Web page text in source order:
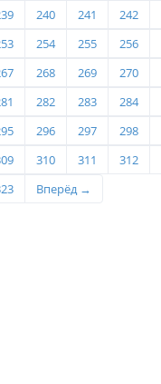
240 241
242
254 255
256
268 269
270
282 283
284
296 297
298
310 311
312
Вперёд →